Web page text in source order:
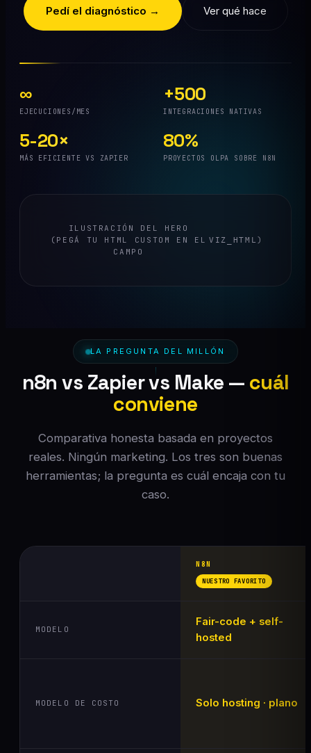
Pedí el diagnóstico → Ver qué hace
∞
EJECUCIONES/MES
+500
INTEGRACIONES NATIVAS
5-20×
MÁS EFICIENTE VS ZAPIER
80%
PROYECTOS OLPA SOBRE N8N
ILUSTRACIÓN DEL HERO
(PEGÁ TU HTML CUSTOM EN EL
CAMPO
VIZ_HTML )
LA PREGUNTA DEL MILLÓN
n8n vs Zapier vs Make — cuál
conviene
Comparativa honesta basada en proyectos
reales. Ningún marketing. Los tres son buenas
herramientas; la pregunta es cuál encaja con tu
caso.
N8N
NUESTRO FAVORITO
MODELO
Fair-code + self-
hosted
MODELO DE COSTO Solo hosting · plano